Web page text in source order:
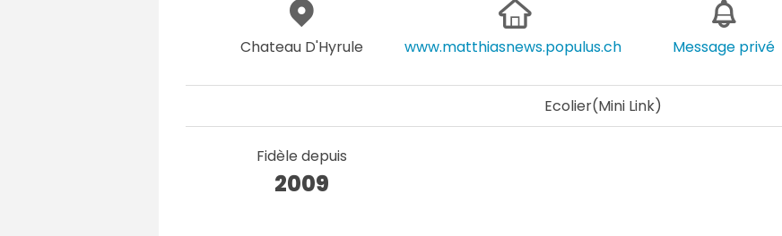
Chateau D'Hyrule www.matthiasnews.populus.ch Message privé
Ecolier(Mini Link)
Fidèle depuis
2009